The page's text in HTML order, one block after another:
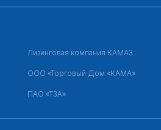
Лизинговая компания КАМАЗ
ООО «Торговый Дом «КАМА»
ПАО «ТЗА»